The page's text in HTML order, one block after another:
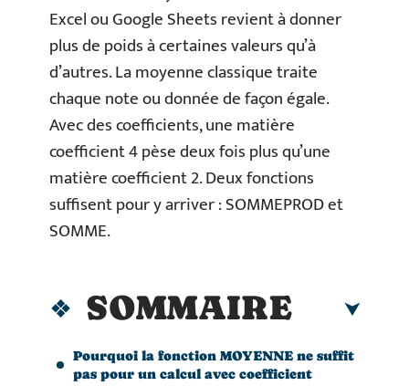
Excel ou Google Sheets revient à donner
plus de poids à certaines valeurs qu’à
d’autres. La moyenne classique traite
chaque note ou donnée de façon égale.
Avec des coefficients, une matière
coefficient 4 pèse deux fois plus qu’une
matière coefficient 2. Deux fonctions
suffisent pour y arriver : SOMMEPROD et
SOMME.
SOMMAIRE
Pourquoi la fonction MOYENNE ne suffit
pas pour un calcul avec coefficient